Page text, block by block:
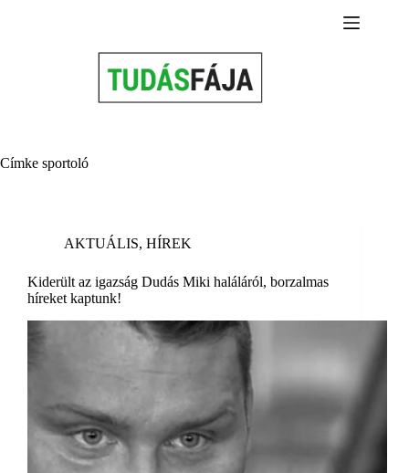
Címke sportoló
AKTUÁLIS, HÍREK
Kiderült az igazság Dudás Miki haláláról, borzalmas
híreket kaptunk!